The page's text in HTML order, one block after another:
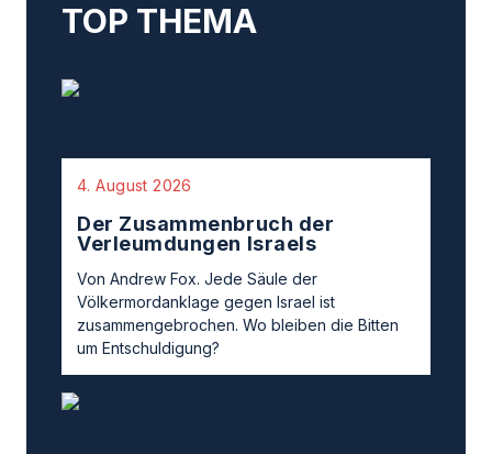
TOP THEMA
4. August 2026
Der Zusammenbruch der
Verleumdungen Israels
Von Andrew Fox. Jede Säule der
Völkermordanklage gegen Israel ist
zusammengebrochen. Wo bleiben die Bitten
um Entschuldigung?